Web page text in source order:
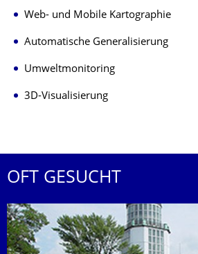
Web- und Mobile Kartographie
Automatische Generalisierung
Umweltmonitoring
3D-Visualisierung
OFT GESUCHT